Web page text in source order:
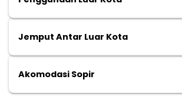
Jemput Antar Luar Kota
Akomodasi Sopir